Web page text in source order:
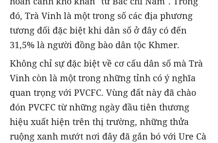
đó, Trà Vinh là một trong số các địa phương
tương đối đặc biệt khi dân số ở đây có đến
31,5% là người đồng bào dân tộc Khmer.
Không chỉ sự đặc biệt về cơ cấu dân số mà Trà
Vinh còn là một trong những tỉnh có ý nghĩa
quan trọng với PVCFC. Vùng đất này đã chào
đón PVCFC từ những ngày đầu tiên thương
hiệu xuất hiện trên thị trường, những thửa
ruộng xanh mướt nơi đây đã gắn bó với Ure Cà